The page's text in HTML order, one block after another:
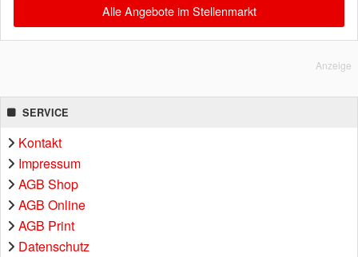
Alle Angebote im Stellenmarkt
Anzeige
SERVICE
Kontakt
Impressum
AGB Shop
AGB Online
AGB Print
Datenschutz